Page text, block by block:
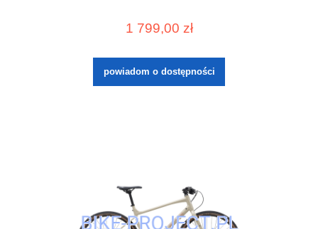
1 799,00 zł
powiadom o dostępności